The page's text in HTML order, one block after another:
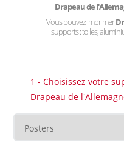
Drapeau de
Vous pouvez imprimer
supports : toiles,
1 - Choisissez votre
Drapeau de